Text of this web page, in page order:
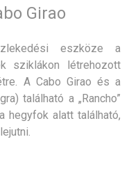
Girao
eszköze a
sziklákon létrehozott
A Cabo Girao és a
található a „Rancho”
hegyfok alatt található,